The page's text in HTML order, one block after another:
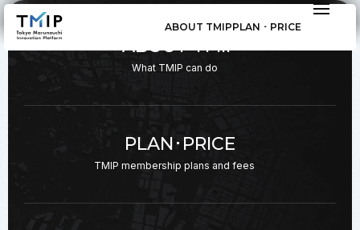
ABOUT TMIPPLAN ･ PRICE
ABOUT TMIP
What TMIP can do
PLAN･PRICE
TMIP membership plans and fees